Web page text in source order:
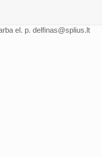
el. p. delfinas@splius.lt